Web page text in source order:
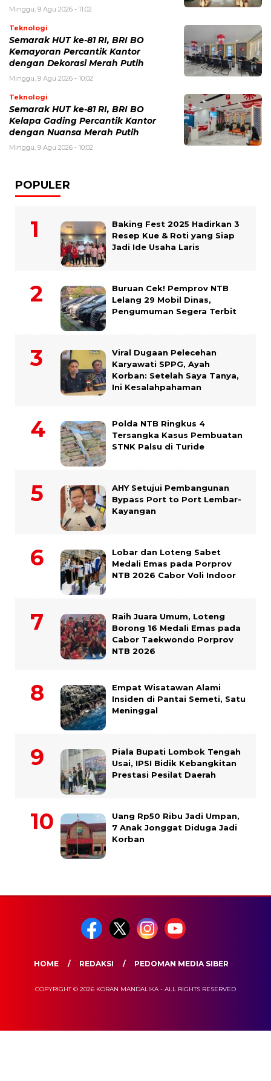
Minggu, 9 Agu 2026 - 11:02
Teknologi
Semarak HUT ke-81 RI, BRI BO
Kemayoran Percantik Kantor
dengan Dekorasi Merah Putih
Minggu, 9 Agu 2026 - 10:02
Teknologi
Semarak HUT ke-81 RI, BRI BO
Kelapa Gading Percantik Kantor
dengan Nuansa Merah Putih
Minggu, 9 Agu 2026 - 10:02
POPULER
Baking Fest 2025 Hadirkan 3
Resep Kue & Roti yang Siap
Jadi Ide Usaha Laris
Buruan Cek! Pemprov NTB
Lelang 29 Mobil Dinas,
Pengumuman Segera Terbit
Viral Dugaan Pelecehan
Karyawati SPPG, Ayah
Korban: Setelah Saya Tanya,
Ini Kesalahpahaman
Polda NTB Ringkus 4
Tersangka Kasus Pembuatan
STNK Palsu di Turide
AHY Setujui Pembangunan
Bypass Port to Port Lembar-
Kayangan
Lobar dan Loteng Sabet
Medali Emas pada Porprov
NTB 2026 Cabor Voli Indoor
Raih Juara Umum, Loteng
Borong 16 Medali Emas pada
Cabor Taekwondo Porprov
NTB 2026
Empat Wisatawan Alami
Insiden di Pantai Semeti, Satu
Meninggal
Piala Bupati Lombok Tengah
Usai, IPSI Bidik Kebangkitan
Prestasi Pesilat Daerah
Uang Rp50 Ribu Jadi Umpan,
7 Anak Jonggat Diduga Jadi
Korban
HOME REDAKSI PEDOMAN MEDIA SIBER
COPYRIGHT © 2026 KORAN MANDALIKA - ALL RIGHTS RESERVED